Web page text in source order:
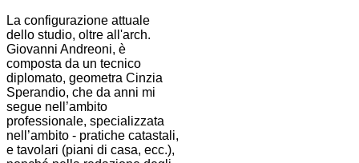
La configurazione attuale
dello studio, oltre all'arch.
Giovanni Andreoni, è
composta da un tecnico
diplomato, geometra Cinzia
Sperandio, che da anni mi
segue nell’ambito
professionale, specializzata
nell’ambito - pratiche catastali,
e tavolari (piani di casa, ecc.),